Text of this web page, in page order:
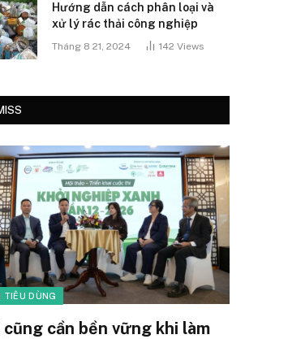
Hướng dẫn cách phân loại và
xử lý rác thải công nghiệp
Tháng 8 21, 2024 142 Views
DÙNG
cũng cần bền vững khi làm